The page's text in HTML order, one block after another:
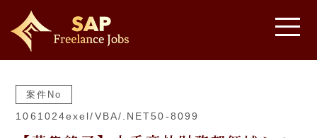
案件No
1061024exel/VBA/.NET50-8099